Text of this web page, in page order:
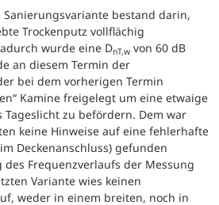
bestand darin,
Trockenputz vollflächig
wurde eine DnT,w von 60 dB
an diesem Termin der
bei dem vorherigen Termin
Kamine freigelegt um eine etwaige
zu befördern. Dem war
keine Hinweise auf eine fehlerhafte
Deckenanschluss) gefunden
Frequenzverlaufs der Messung
Variante wies keinen
weder in einem breiten, noch in